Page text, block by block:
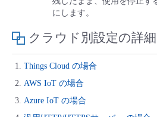
にします。
クラウド別設定の詳細
Things Cloud の場合
AWS IoT の場合
Azure IoT の場合